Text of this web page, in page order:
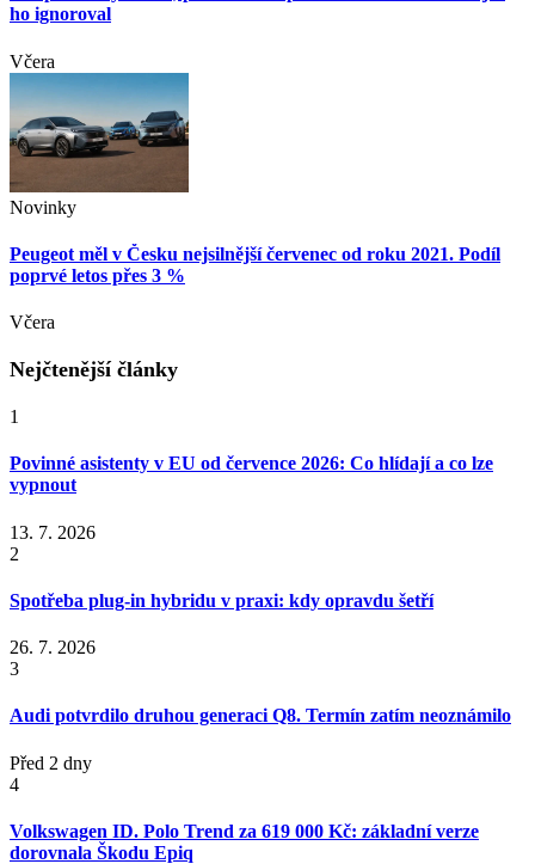
ho ignoroval
Včera
Novinky
Peugeot měl v Česku nejsilnější červenec od roku 2021. Podíl
poprvé letos přes 3 %
Včera
Nejčtenější články
1
Povinné asistenty v EU od července 2026: Co hlídají a co lze
vypnout
13. 7. 2026
2
Spotřeba plug-in hybridu v praxi: kdy opravdu šetří
26. 7. 2026
3
Audi potvrdilo druhou generaci Q8. Termín zatím neoznámilo
Před 2 dny
4
Volkswagen ID. Polo Trend za 619 000 Kč: základní verze
dorovnala Škodu Epiq